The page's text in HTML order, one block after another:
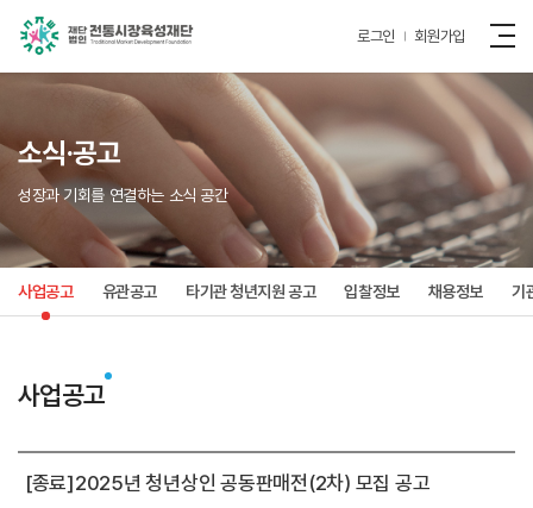
로그인 회원가입
소식·공고
성장과 기회를 연결하는 소식 공간
사업공고 유관공고 타기관 청년지원 공고 입찰정보 채용정보 기
사업공고
[종료]2025년 청년상인 공동판매전(2차) 모집 공고